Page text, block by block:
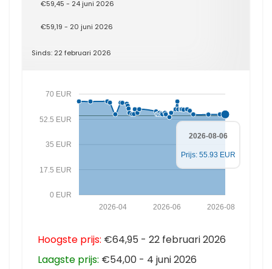
€59,45 - 24 juni 2026
€59,19 - 20 juni 2026
Sinds: 22 februari 2026
0 EUR
17.5 EUR
35 EUR
52.5 EUR
70 EUR
2026-08
2026-06
2026-04
2026-08-06
Prijs: 55.93 EUR
Hoogste prijs: €64,95 - 22 februari 2026
Laagste prijs: €54,00 - 4 juni 2026